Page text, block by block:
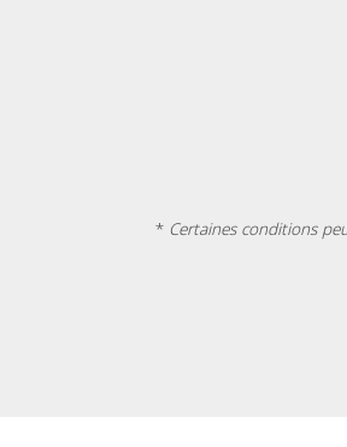
* Certaines conditions